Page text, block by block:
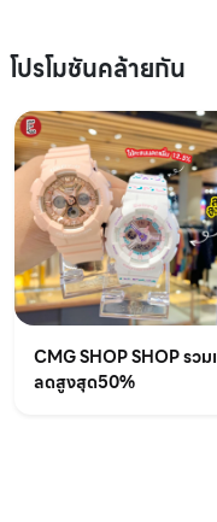
โปรโมชันคล้ายกัน
CMG SHOP SHOP รว
ลดสูงสุด50%